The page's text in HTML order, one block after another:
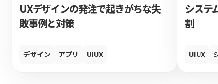
UXデザインの発注で起きがちな失
敗事例と対策
デザイン アプリ UIUX
システ
割
UIUX